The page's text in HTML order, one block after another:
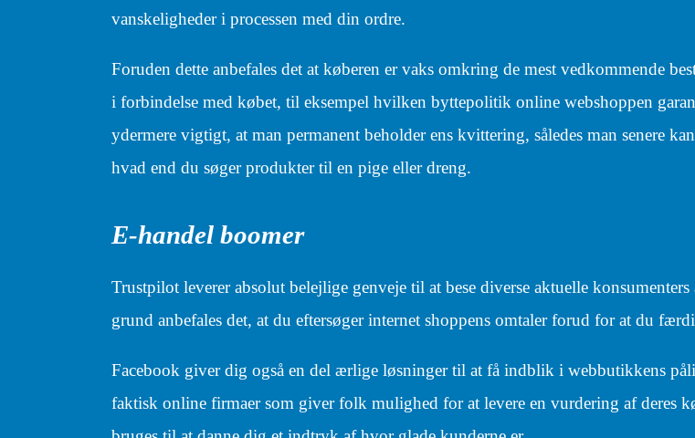
vanskeligheder i processen med din ordre.
Foruden dette anbefales det at køberen er vaks omkring de mest vedkommende
i forbindelse med købet, til eksempel hvilken byttepolitik online webshoppen
ydermere vigtigt, at man permanent beholder ens kvittering, således man senere
hvad end du søger produkter til en pige eller dreng.
E-handel boomer
Trustpilot leverer absolut belejlige genveje til at bese diverse aktuelle konsumenters
grund anbefales det, at du eftersøger internet shoppens omtaler forud for at du
Facebook giver dig også en del ærlige løsninger til at få indblik i webbutikkens
faktisk online firmaer som giver folk mulighed for at levere en vurdering af deres